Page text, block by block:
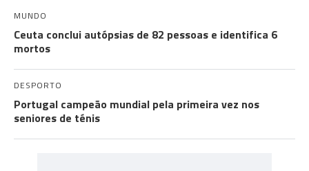
MUNDO
Ceuta conclui autópsias de 82 pessoas e identifica 6
mortos
DESPORTO
Portugal campeão mundial pela primeira vez nos
seniores de ténis